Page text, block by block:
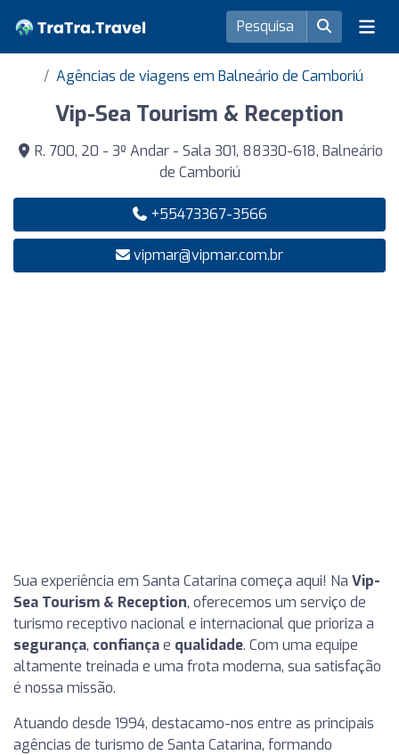
Agências de viagens em Balneário de Camboriú
Vip-Sea Tourism & Reception
R. 700, 20 - 3º Andar - Sala 301, 88330-618, Balneário
de Camboriú
+55473367-3566
vipmar@vipmar.com.br
Sua experiência em Santa Catarina começa aqui! Na Vip-
Sea Tourism & Reception, oferecemos um serviço de
turismo receptivo nacional e internacional que prioriza a
segurança, confiançae qualidade. Com uma equipe
altamente treinada e uma frota moderna, sua satisfação
é nossa missão.
Atuando desde 1994, destacamo-nos entre as principais
agências de turismo de Santa Catarina, formando